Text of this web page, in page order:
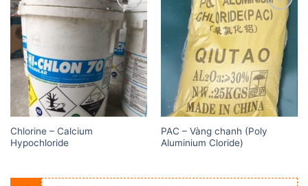
Add to
wishlist
Chlorine – Calcium
Hypochloride
Add to
wishlist
PAC – Vàng chanh (Poly
Aluminium Cloride)